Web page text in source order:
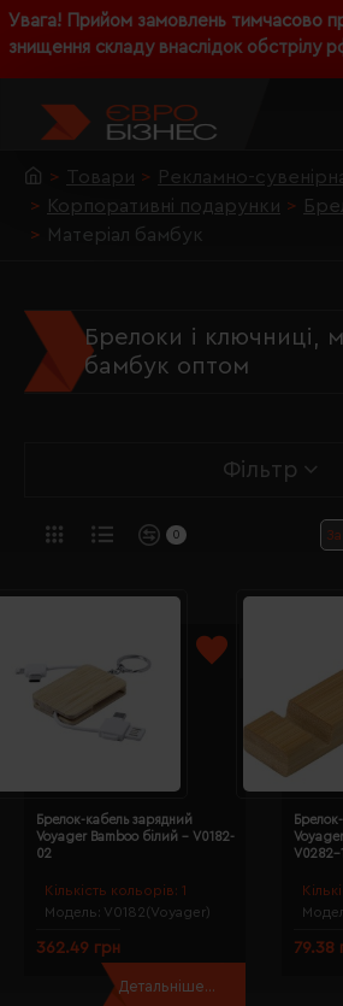
Увага! Прийом замовлень тимчасово
знищення складу внаслідок обстрілу
Товари
Рекламно-
Корпоративні подарунки
Матеріал бамбук
Брелоки і ключниці,
бамбук оптом
Фільтр
0
Кількість кольорів: 1
Модель: V0182(Voyager)
Брелок-кабель зарядний
Voyager Bamboo білий - V0182-
02
362.49 грн
Детальніше...
V0282-
79.38